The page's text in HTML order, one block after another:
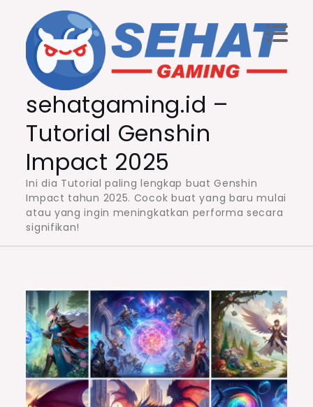
content
sehatgaming.id –
Tutorial Genshin
Impact 2025
Ini dia Tutorial paling lengkap buat Genshin
Impact tahun 2025. Cocok buat yang baru mulai
atau yang ingin meningkatkan performa secara
signifikan!